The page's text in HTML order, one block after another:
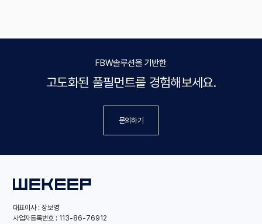
FBW솔루션을 기반한
고도화된 풀필먼트를 경험해보세요.
문의하기
풀필먼트
대표이사 : 장보영
사업자등록번호 : 113-86-76912